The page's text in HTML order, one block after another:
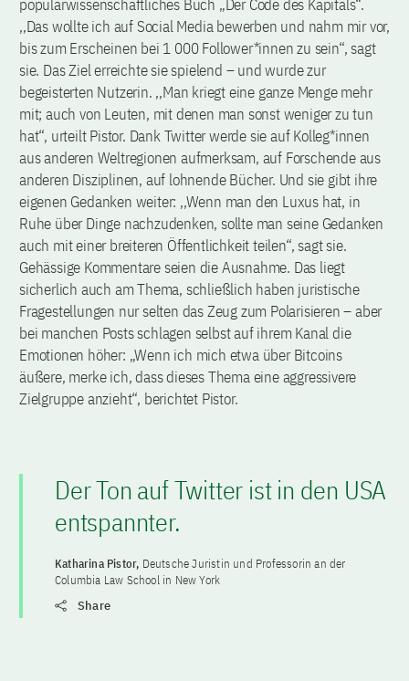
populärwissenschaftliches Buch „Der Code des Kapitals“.
,,Das wollte ich auf Social Media bewerben und nahm mir vor,
bis zum Erscheinen bei 1 000 Follower*innen zu sein“, sagt
sie. Das Ziel erreichte sie spielend – und wurde zur
begeisterten Nutzerin. ,,Man kriegt eine ganze Menge mehr
mit; auch von Leuten, mit denen man sonst weniger zu tun
hat“, urteilt Pistor. Dank Twitter werde sie auf Kolleg*innen
aus anderen Weltregionen aufmerksam, auf Forschende aus
anderen Disziplinen, auf lohnende Bücher. Und sie gibt ihre
eigenen Gedanken weiter: ,,Wenn man den Luxus hat, in
Ruhe über Dinge nachzudenken, sollte man seine Gedanken
auch mit einer breiteren Öffentlichkeit teilen“, sagt sie.
Gehässige Kommentare seien die Ausnahme. Das liegt
sicherlich auch am Thema, schließlich haben juristische
Fragestellungen nur selten das Zeug zum Polarisieren – aber
bei manchen Posts schlagen selbst auf ihrem Kanal die
Emotionen höher: „Wenn ich mich etwa über Bitcoins
äußere, merke ich, dass dieses Thema eine aggressivere
Zielgruppe anzieht“, berichtet Pistor.
Der Ton auf Twitter ist in den USA
entspannter.
Katharina Pistor, Deutsche Juristin und Professorin an der
Columbia Law School in New York
Share